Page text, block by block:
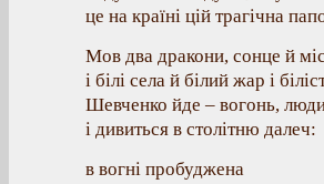
це на країні цій трагічна
Мов два дракони, сонце й
і білі села й білий жар і
Шевченко йде – вогонь,
і дивиться в столітню далеч:
в вогні пробуджена